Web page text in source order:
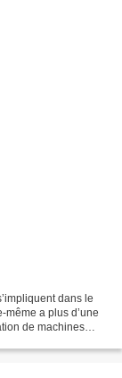
dans le
a plus d’une
de machines